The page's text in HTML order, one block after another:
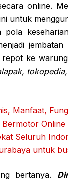
online.
untuk
pola
ke
Manfaat,
Bermotor Online
Seluruh
untuk
bertanya.